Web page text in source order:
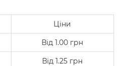
Ціни
Від 1.00 грн
Від 1.25 грн